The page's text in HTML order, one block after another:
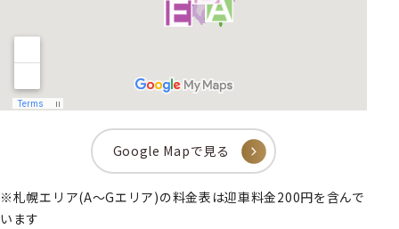
Google Mapで見る
※札幌エリア(A～Gエリア)の料金表は迎車料金200円を含んで
います